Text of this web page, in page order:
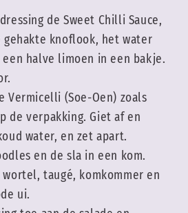
Gehakte Knoflook
limoen
water
de Sweet Chilli Sauce,
gehakte knoflook, het water
een halve limoen in een bakje.
Vermicelli (Soe-Oen) zoals
de verpakking. Giet af en
water, en zet apart.
en de sla in een kom.
wortel, taugé, komkommer en
ui.